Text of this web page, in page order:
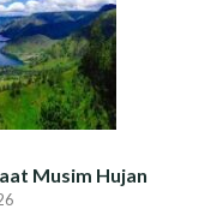
Musim Hujan